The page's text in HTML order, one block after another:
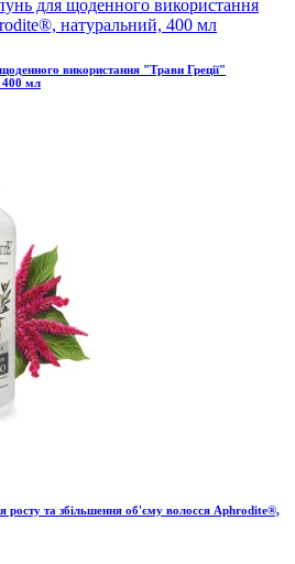
використання "Трави Греції"
400 мл
та збільшення об'єму волосся Aphrodite®,